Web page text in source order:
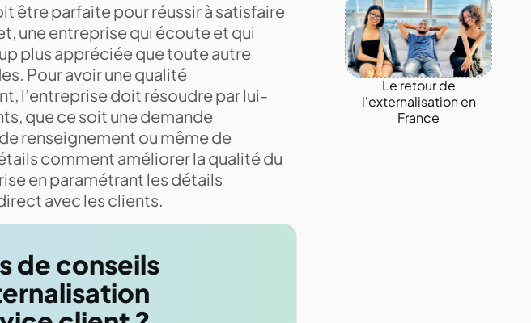
Le retour de
l'externalisation en
France
être parfaite pour réussir à satisfaire
une entreprise qui écoute et qui
plus appréciée que toute autre
Pour avoir une qualité
l’entreprise doit résoudre par lui-
que ce soit une demande
renseignement ou même de
comment améliorer la qualité du
en paramétrant les détails
avec les clients.
de conseils